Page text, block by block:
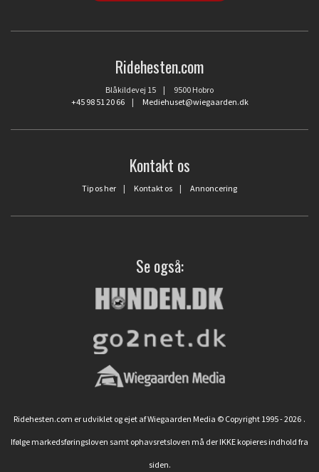
Ridehesten.com
Blåkildevej 15 | 9500 Hobro
+45 98 51 20 66| Mediehuset@wiegaarden.dk
Kontakt os
Tip os her | Kontakt os | Annoncering
Se også:
Ridehesten.com er udviklet og ejet af Wiegaarden Media © Copyright 1995 - 2026 .
Ifølge markedsføringsloven samt ophavsretsloven må der IKKE kopieres indhold fra
siden.